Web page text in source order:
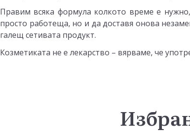
Правим всяка формула колкото време е
просто работеща, но и да доставя онова
галещ сетивата продукт.
Козметиката не е лекарство – вярваме, че